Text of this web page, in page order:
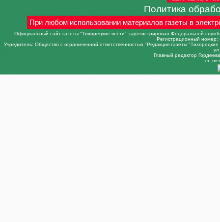
Политика
При любом использовании материалов газеты в
Официальный сайт газеты "Тихорецкие вести" зарегистрирован Федеральной
Регистрационный
Учредитель: Общество с ограниченной ответственностью "Редакция газеты
Главный редактор
эл.